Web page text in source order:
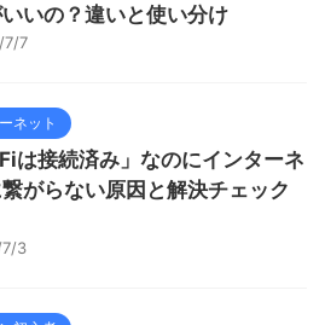
いの？違いと使い分け
7/7
ネット
は接続済み」なのにインターネ
がらない原因と解決チェック
3